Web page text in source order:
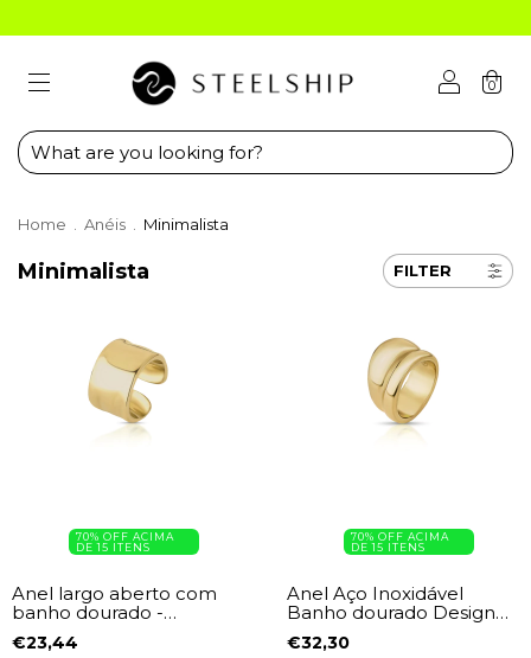
0
Home Anéis Minimalista
Minimalista FILTER
70% OFF ACIMA
DE 15 ITENS
Anel largo aberto com
banho dourado -
€23,44
70% OFF ACIMA
DE 15 ITENS
Anel Aço Inoxidável
Banho dourado Design
€32,30